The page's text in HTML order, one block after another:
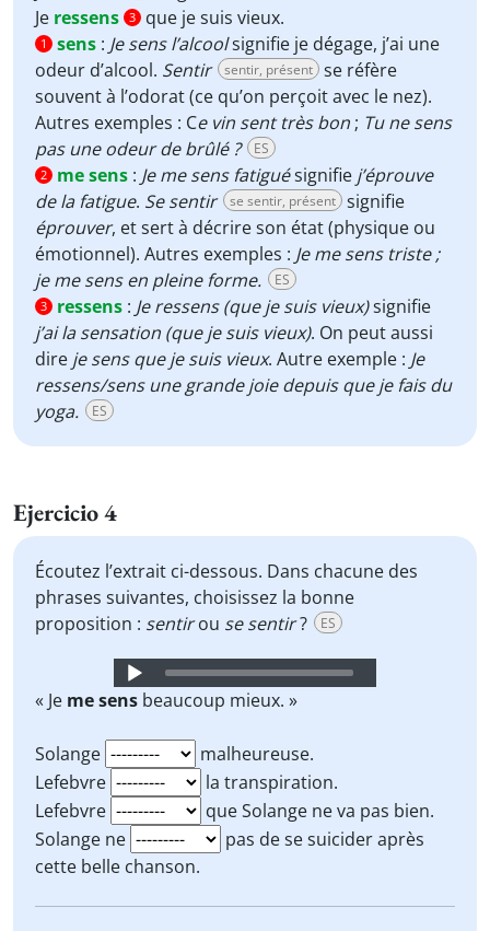
Je ressens 3 que je suis vieux.
1 sens : Je sens l’alcoolsignifie je dégage, j’ai une
odeur d’alcool. Sentir sentir, présent se réfère
souvent à l’odorat (ce qu’on perçoit avec le nez).
Autres exemples : Ce vin sent très bon ; Tu ne sens
pas une odeur de brûlé ?
ES
2 me sens : Je me sens fatiguésignifie j’éprouve
de la fatigue. Se sentir se sentir, présent signifie
éprouver, et sert à décrire son état (physique ou
émotionnel). Autres exemples : Je me sens triste ;
je me sens en pleine forme.
ES
3 ressens : Je ressens (que je suis vieux)signifie
j’ai la sensation (que je suis vieux). On peut aussi
dire je sens que je suis vieux. Autre exemple : Je
ressens/sens une grande joie depuis que je fais du
yoga.
ES
Ejercicio 4
Écoutez l’extrait ci-dessous. Dans chacune des
phrases suivantes, choisissez la bonne
proposition : sentirou se sentir? ES
Audio
Player
« Je me sens beaucoup mieux. »
Solange
malheureuse.
Lefebvre
la transpiration.
Lefebvre
que Solange ne va pas bien.
Solange ne
pas de se suicider après
cette belle chanson.